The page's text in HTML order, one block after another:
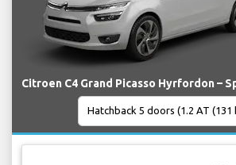
Citroen C4 Grand Picasso Hyrfordon –